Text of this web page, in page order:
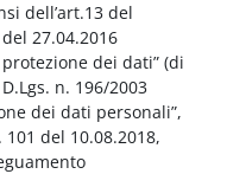
dell’art.13 del
27.04.2016
dei dati” (di
n. 196/2003
dei dati personali”,
del 10.08.2018,